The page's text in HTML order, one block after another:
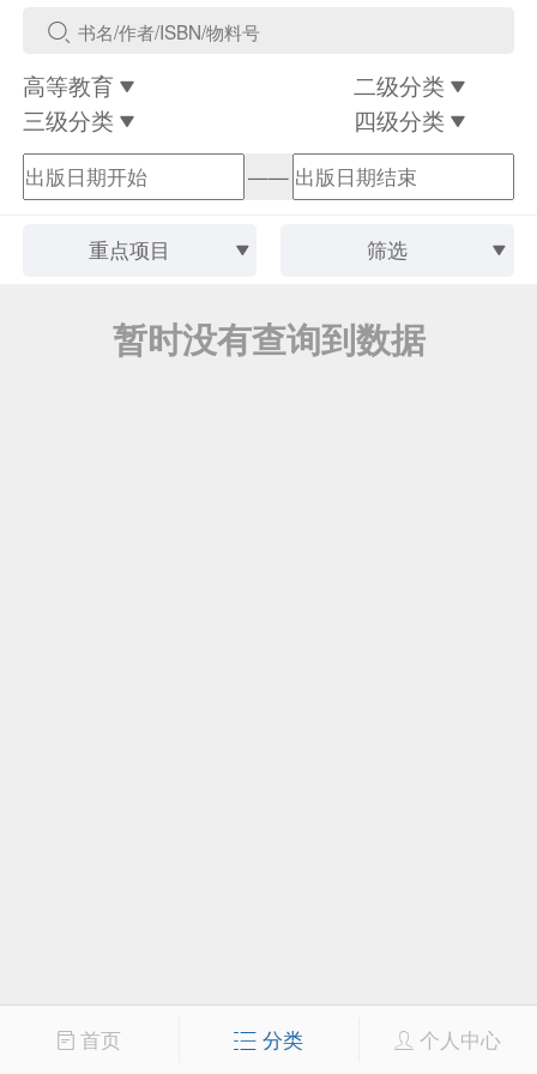
高等教育
二级分类
三级分类
四级分类
——
重点项目 筛选
暂时没有查询到数据
首页 分类 个人中心